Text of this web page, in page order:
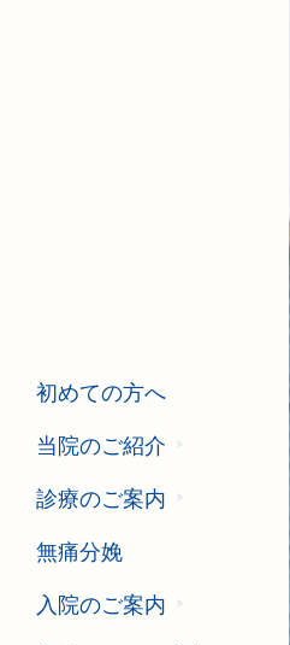
初めての方へ
当院のご紹介
診療のご案内
無痛分娩
入院のご案内